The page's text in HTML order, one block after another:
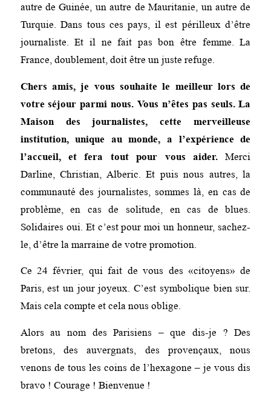
autre de Guinée, un autre de Mauritanie, un autre de
Turquie. Dans tous ces pays, il est périlleux d’être
journaliste. Et il ne fait pas bon être femme. La
France, doublement, doit être un juste refuge.
Chers amis, je vous souhaite le meilleur lors de
votre séjour parmi nous. Vous n’êtes pas seuls. La
Maison des journalistes, cette merveilleuse
institution, unique au monde, a l’expérience de
l’accueil, et fera tout pour vous aider. Merci
Darline, Christian, Alberic. Et puis nous autres, la
communauté des journalistes, sommes là, en cas de
problème, en cas de solitude, en cas de blues.
Solidaires oui. Et c’est pour moi un honneur, sachez-
le, d’être la marraine de votre promotion.
Ce 24 février, qui fait de vous des «citoyens» de
Paris, est un jour joyeux. C’est symbolique bien sur.
Mais cela compte et cela nous oblige.
Alors au nom des Parisiens – que dis-je ? Des
bretons, des auvergnats, des provençaux, nous
venons de tous les coins de l’hexagone – je vous dis
bravo ! Courage ! Bienvenue !